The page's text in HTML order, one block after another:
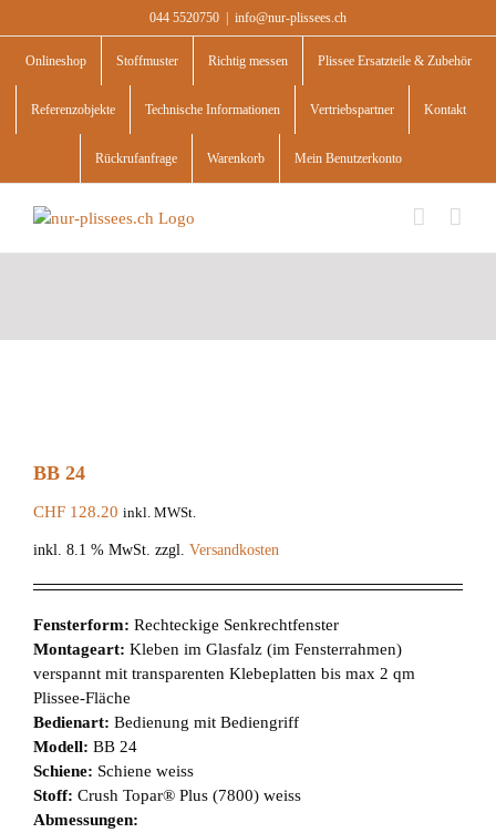
to
content
044 5520750 info@nur-plissees.ch
Onlineshop Stoffmuster Richtig messen Plissee Ersatzteile & Zubehör
Referenzobjekte Technische Informationen Vertriebspartner Kontakt
Rückrufanfrage Warenkorb Mein Benutzerkonto
BB 24
CHF 128.20 inkl. MWSt.
inkl. 8.1 % MwSt. zzgl. Versandkosten
Fensterform: Rechteckige Senkrechtfenster
Montageart: Kleben im Glasfalz (im Fensterrahmen)
verspannt mit transparenten Klebeplatten bis max 2 qm
Plissee-Fläche
Bedienart: Bedienung mit Bediengriff
Modell: BB 24
Schiene: Schiene weiss
Stoff: Crush Topar® Plus (7800) weiss
Abmessungen: